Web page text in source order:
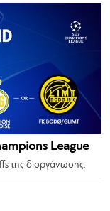
League
της διοργάνωσης.